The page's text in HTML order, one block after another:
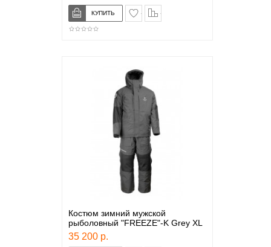
в закладки
Костюм зимний мужской
рыболовный "FREEZE"-K Grey XL
35 200 р.